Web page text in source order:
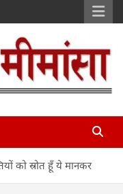
को स्रोत हूँ ये मानकर